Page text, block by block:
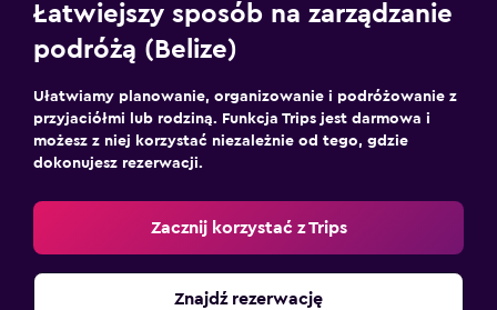
Łatwiejszy sposób na zarządzanie
podróżą (Belize)
Ułatwiamy planowanie, organizowanie i podróżowanie z
przyjaciółmi lub rodziną. Funkcja Trips jest darmowa i
możesz z niej korzystać niezależnie od tego, gdzie
dokonujesz rezerwacji.
Zacznij korzystać z Trips
Znajdź rezerwację